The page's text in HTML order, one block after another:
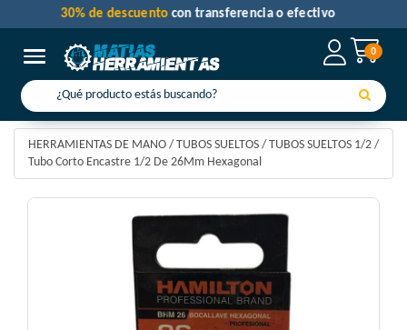
0
Toggle navigation
30% de descuentocon transferencia o efectivo
HERRAMIENTAS DE MANO / TUBOS SUELTOS / TUBOS SUELTOS 1/2 /
Tubo Corto Encastre 1/2 De 26Mm Hexagonal